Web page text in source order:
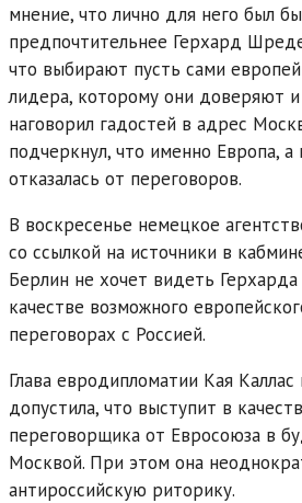
мнение, что лично для него был бы
предпочтительнее Герхард
что выбирают пусть сами
лидера, которому они доверяют
наговорил гадостей в адрес
подчеркнул, что именно Европа, а
отказалась от переговоров.
В воскресенье немецкое
со ссылкой на источники в
Берлин не хочет видеть
качестве возможного
переговорах с Россией.
Глава евродипломатии Кая
допустила, что выступит в
переговорщика от Евросоюза в
Москвой. При этом она
антироссийскую риторику.